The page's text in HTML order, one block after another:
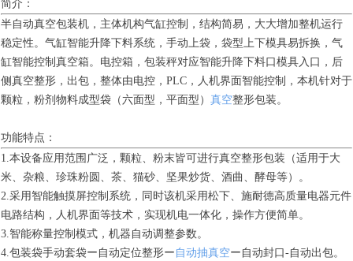
简介：
半自动真空包装机，主体机构气缸控制，结构简易，大大增加整机运行
稳定性。气缸智能升降下料系统，手动上袋，袋型上下模具易拆换，气
缸智能控制真空箱。电控箱，包装秤对应智能升降下料口模具入口，后
侧真空整形，出包，整体由电控，PLC，人机界面智能控制，本机针对于
颗粒，粉剂物料成型袋（六面型，平面型） 真空整形包装。
功能特点：
1.本设备应用范围广泛，颗粒、粉末皆可进行真空整形包装（适用于大
米、杂粮、珍珠粉圆、茶、猫砂、坚果炒货、酒曲、酵母等）。
2.采用智能触摸屏控制系统，同时该机采用松下、施耐德高质量电器元件
电路结构，人机界面等技术，实现机电一体化，操作方便简单。
3.智能称量控制模式，机器自动调整参数。
4.包装袋手动套袋ー自动定位整形ー 自动抽真空ー自动封口-自动出包。